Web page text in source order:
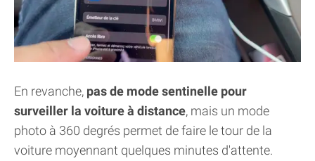
En revanche, pas de mode sentinelle pour
surveiller la voiture à distance, mais un mode
photo à 360 degrés permet de faire le tour de la
voiture moyennant quelques minutes d'attente.